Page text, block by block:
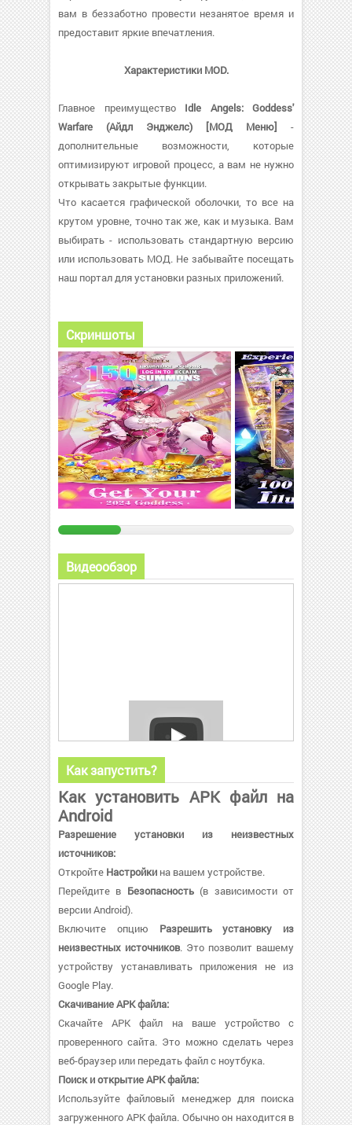
вам в беззаботно провести незанятое время и
предоставит яркие впечатления.
Характеристики MOD.
Главное преимущество Idle Angels: Goddess'
Warfare (Айдл Энджелс) [МОД Меню] -
дополнительные возможности, которые
оптимизируют игровой процесс, а вам не нужно
открывать закрытые функции.
Что касается графической оболочки, то все на
крутом уровне, точно так же, как и музыка. Вам
выбирать - использовать стандартную версию
или использовать МОД. Не забывайте посещать
наш портал для установки разных приложений.
Скриншоты
Видеообзор
Как запустить?
Как установить APK файл на
Android
Разрешение установки из неизвестных
источников:
Откройте Настройки на вашем устройстве.
Перейдите в Безопасность(в зависимости от
версии Android).
Включите опцию Разрешить установку из
неизвестных источников. Это позволит вашему
устройству устанавливать приложения не из
Google Play.
Скачивание APK файла:
Скачайте APK файл на ваше устройство с
проверенного сайта. Это можно сделать через
веб-браузер или передать файл с ноутбука.
Поиск и открытие APK файла:
Используйте файловый менеджер для поиска
загруженного APK файла. Обычно он находится в